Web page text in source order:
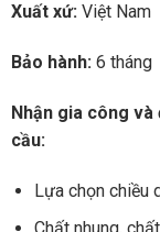
Xuất xứ: Việt Nam
Bảo hành: 6 tháng
Nhận gia công
cầu:
Lựa chọn chiều